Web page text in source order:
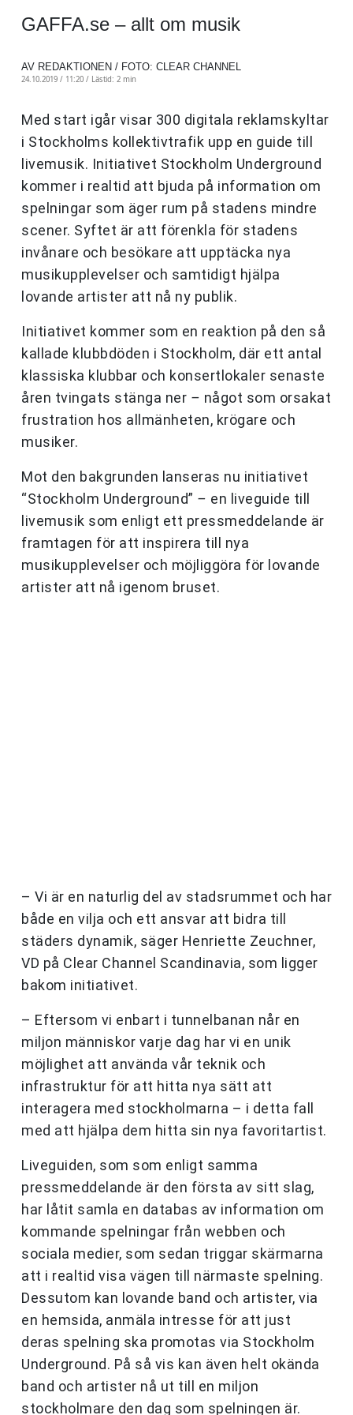
GAFFA.se – allt om musik
AV REDAKTIONEN / FOTO: CLEAR CHANNEL
24.10.2019 / 11:20 / Lästid: 2 min
Med start igår visar 300 digitala reklamskyltar
i Stockholms kollektivtrafik upp en guide till
livemusik. Initiativet Stockholm Underground
kommer i realtid att bjuda på information om
spelningar som äger rum på stadens mindre
scener. Syftet är att förenkla för stadens
invånare och besökare att upptäcka nya
musikupplevelser och samtidigt hjälpa
lovande artister att nå ny publik.
Initiativet kommer som en reaktion på den så
kallade klubbdöden i Stockholm, där ett antal
klassiska klubbar och konsertlokaler senaste
åren tvingats stänga ner – något som orsakat
frustration hos allmänheten, krögare och
musiker.
Mot den bakgrunden lanseras nu initiativet
“Stockholm Underground” – en liveguide till
livemusik som enligt ett pressmeddelande är
framtagen för att inspirera till nya
musikupplevelser och möjliggöra för lovande
artister att nå igenom bruset.
– Vi är en naturlig del av stadsrummet och har
både en vilja och ett ansvar att bidra till
städers dynamik, säger Henriette Zeuchner,
VD på Clear Channel Scandinavia, som ligger
bakom initiativet.
– Eftersom vi enbart i tunnelbanan når en
miljon människor varje dag har vi en unik
möjlighet att använda vår teknik och
infrastruktur för att hitta nya sätt att
interagera med stockholmarna – i detta fall
med att hjälpa dem hitta sin nya favoritartist.
Liveguiden, som som enligt samma
pressmeddelande är den första av sitt slag,
har låtit samla en databas av information om
kommande spelningar från webben och
sociala medier, som sedan triggar skärmarna
att i realtid visa vägen till närmaste spelning.
Dessutom kan lovande band och artister, via
en hemsida, anmäla intresse för att just
deras spelning ska promotas via Stockholm
Underground. På så vis kan även helt okända
band och artister nå ut till en miljon
stockholmare den dag som spelningen är.